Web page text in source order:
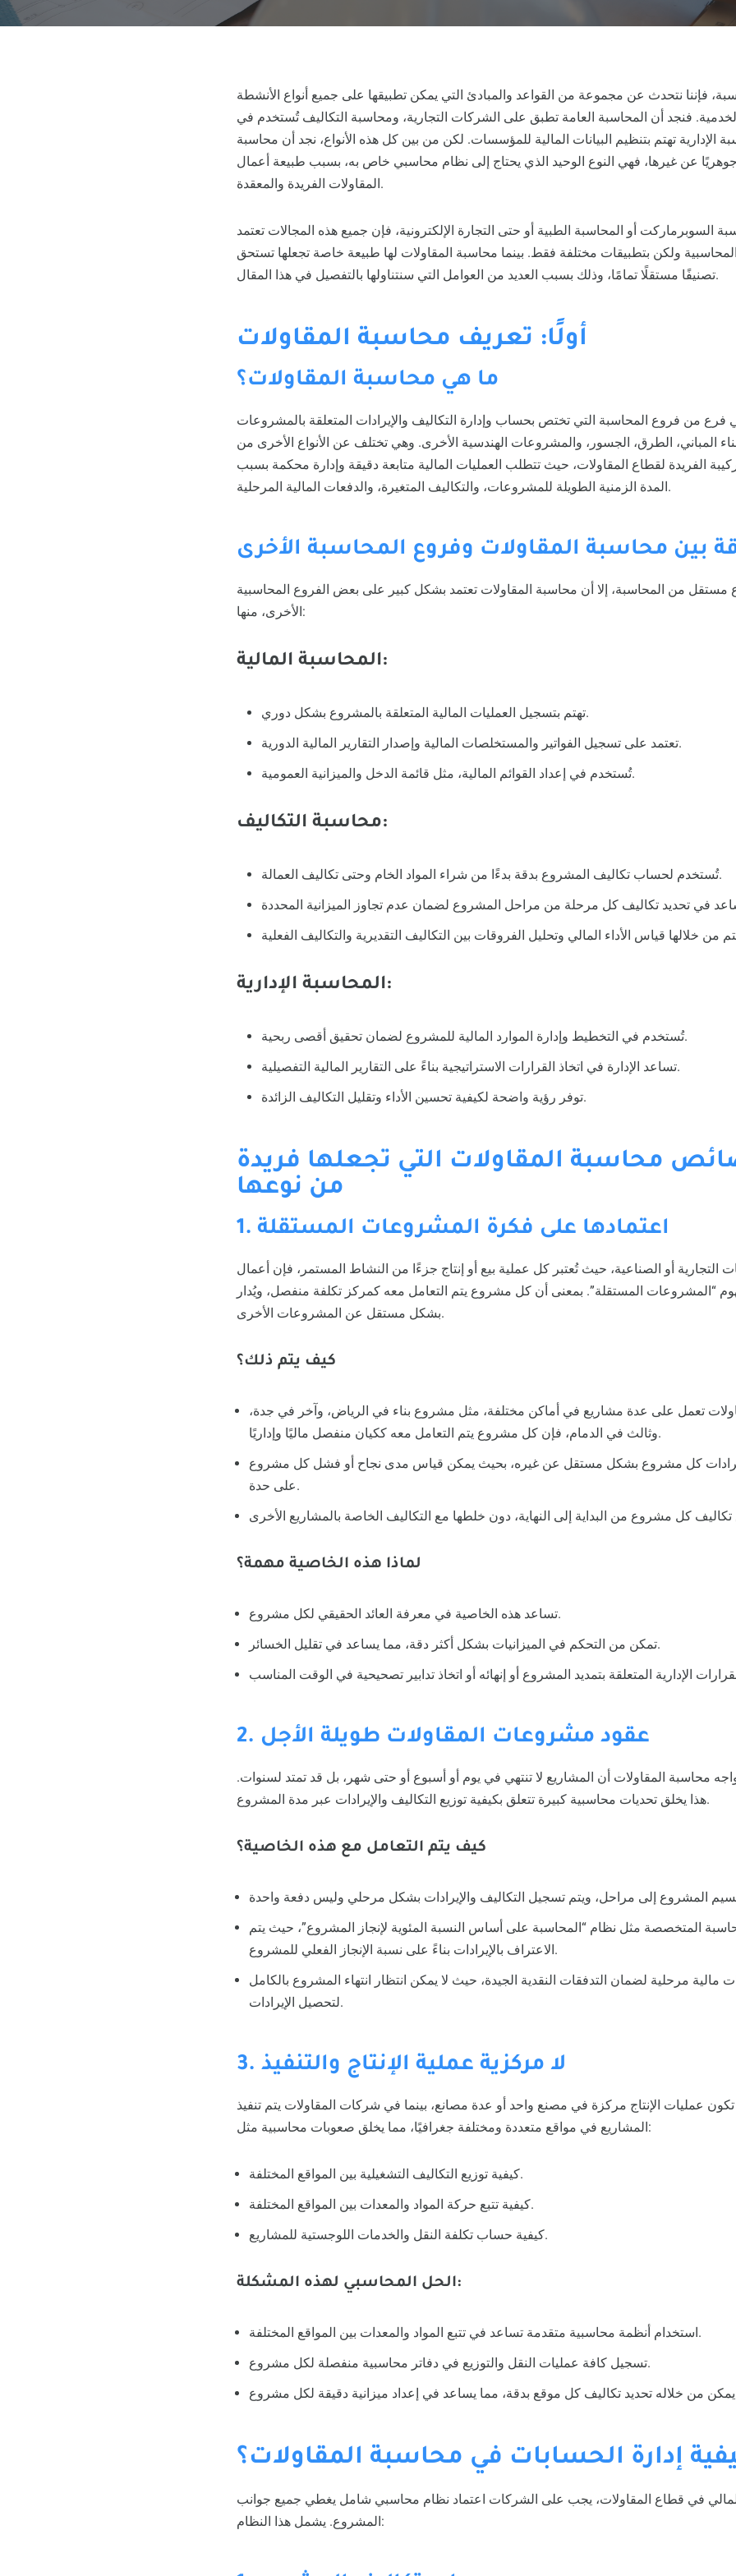
فإننا نتحدث عن مجموعة من القواعد والمبادئ التي يمكن تطبيقها على جميع أنواع الأنشطة
فنجد أن المحاسبة العامة تطبق على الشركات التجارية، ومحاسبة التكاليف تُستخدم في
الإدارية تهتم بتنظيم البيانات المالية للمؤسسات. لكن من بين كل هذه الأنواع، نجد أن محاسبة
جوهريًا عن غيرها، فهي النوع الوحيد الذي يحتاج إلى نظام محاسبي خاص به، بسبب طبيعة أعمال
المقاولات الفريدة والمعقدة.
السوبرماركت أو المحاسبة الطبية أو حتى التجارة الإلكترونية، فإن جميع هذه المجالات تعتمد
ولكن بتطبيقات مختلفة فقط. بينما محاسبة المقاولات لها طبيعة خاصة تجعلها تستحق
تصنيفًا مستقلًا تمامًا، وذلك بسبب العديد من العوامل التي سنتناولها بالتفصيل في هذا المقال.
أولًا: تعريف محاسبة المقاولات
ما هي محاسبة المقاولات؟
فرع من فروع المحاسبة التي تختص بحساب وإدارة التكاليف والإيرادات المتعلقة بالمشروعات
بناء المباني، الطرق، الجسور، والمشروعات الهندسية الأخرى. وهي تختلف عن الأنواع الأخرى من
الفريدة لقطاع المقاولات، حيث تتطلب العمليات المالية متابعة دقيقة وإدارة محكمة بسبب
المدة الزمنية الطويلة للمشروعات، والتكاليف المتغيرة، والدفعات المالية المرحلية.
بين محاسبة المقاولات وفروع المحاسبة الأخرى
مستقل من المحاسبة، إلا أن محاسبة المقاولات تعتمد بشكل كبير على بعض الفروع المحاسبية
الأخرى، منها:
المحاسبة المالية:
تهتم بتسجيل العمليات المالية المتعلقة بالمشروع بشكل دوري.
تعتمد على تسجيل الفواتير والمستخلصات المالية وإصدار التقارير المالية الدورية.
تُستخدم في إعداد القوائم المالية، مثل قائمة الدخل والميزانية العمومية.
محاسبة التكاليف:
تُستخدم لحساب تكاليف المشروع بدقة بدءًا من شراء المواد الخام وحتى تكاليف العمالة.
المحاسبة الإدارية:
تُستخدم في التخطيط وإدارة الموارد المالية للمشروع لضمان تحقيق أقصى ربحية.
تساعد الإدارة في اتخاذ القرارات الاستراتيجية بناءً على التقارير المالية التفصيلية.
توفر رؤية واضحة لكيفية تحسين الأداء وتقليل التكاليف الزائدة.
محاسبة المقاولات التي تجعلها فريدة
من نوعها
1. اعتمادها على فكرة المشروعات المستقلة
أو الصناعية، حيث تُعتبر كل عملية بيع أو إنتاج جزءًا من النشاط المستمر، فإن أعمال
“المشروعات المستقلة”. بمعنى أن كل مشروع يتم التعامل معه كمركز تكلفة منفصل، ويُدار
بشكل مستقل عن المشروعات الأخرى.
كيف يتم ذلك؟
تعمل على عدة مشاريع في أماكن مختلفة، مثل مشروع بناء في الرياض، وآخر في جدة،
وثالث في الدمام، فإن كل مشروع يتم التعامل معه ككيان منفصل ماليًا وإداريًا.
كل مشروع بشكل مستقل عن غيره، بحيث يمكن قياس مدى نجاح أو فشل كل مشروع
على حدة.
لماذا هذه الخاصية مهمة؟
تساعد هذه الخاصية في معرفة العائد الحقيقي لكل مشروع.
تمكن من التحكم في الميزانيات بشكل أكثر دقة، مما يساعد في تقليل الخسائر.
2. عقود مشروعات المقاولات طويلة الأجل
محاسبة المقاولات أن المشاريع لا تنتهي في يوم أو أسبوع أو حتى شهر، بل قد تمتد لسنوات.
هذا يخلق تحديات محاسبية كبيرة تتعلق بكيفية توزيع التكاليف والإيرادات عبر مدة المشروع.
كيف يتم التعامل مع هذه الخاصية؟
المتخصصة مثل نظام “المحاسبة على أساس النسبة المئوية لإنجاز المشروع”، حيث يتم
الاعتراف بالإيرادات بناءً على نسبة الإنجاز الفعلي للمشروع.
مرحلية لضمان التدفقات النقدية الجيدة، حيث لا يمكن انتظار انتهاء المشروع بالكامل
لتحصيل الإيرادات.
3. لا مركزية عملية الإنتاج والتنفيذ
عمليات الإنتاج مركزة في مصنع واحد أو عدة مصانع، بينما في شركات المقاولات يتم تنفيذ
المشاريع في مواقع متعددة ومختلفة جغرافيًا، مما يخلق صعوبات محاسبية مثل:
كيفية توزيع التكاليف التشغيلية بين المواقع المختلفة.
كيفية تتبع حركة المواد والمعدات بين المواقع المختلفة.
كيفية حساب تكلفة النقل والخدمات اللوجستية للمشاريع.
الحل المحاسبي لهذه المشكلة:
استخدام أنظمة محاسبية متقدمة تساعد في تتبع المواد والمعدات بين المواقع المختلفة.
تسجيل كافة عمليات النقل والتوزيع في دفاتر محاسبية منفصلة لكل مشروع.
إدارة الحسابات في محاسبة المقاولات؟
في قطاع المقاولات، يجب على الشركات اعتماد نظام محاسبي شامل يغطي جميع جوانب
المشروع. يشمل هذا النظام: